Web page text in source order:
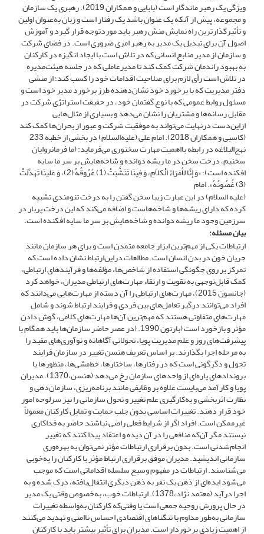
ویژگی یک رهبر ماندگار است (بابایی و همکاران 2019). رهبری یک سازمان
و مجموعه، پیش از آنکه یک عنوان باشد یک رفتار است و زبان به‌عنوان اولین
و تأثیرگذارترین راه نمایش منش رهبر باید موردتوجه قرار گیرد و آموزش
اصول آن برای تبدیل یک مدیر به رهبر امری ضروری است. در فضای شرکت
و سازمان از مدیر منابع انسانی که در تلاش است با ایجاد انگیزه در کارکنان
به بهبود راندمان شرکت کمک کند تا مدیرعاملی که در جلسه هیئت‌مدیره
در تلاش است رأی لازم برای صلاحیت اقدامات خود را کسب کند؛ از منشی
دفتر مدیریت که با برخورد خود نشان‌دهنده طرز برخورد مدیر خود است و
مسئول روابط عمومی که با نوع گفتمان خود، در حقیقت استراتژی شرکت در
مقابل رسانه‌ها و مشتریان را نشان می‌دهد و بسیاری از مثال‌هایی
ازاین‌دست درنهایت می‌تواند به موفقیت شرکت و عبور از بحران‌ها کمک کند
(کاسبی و همکاران 2018). امام علی (علیه‌السلام) در بخشی از خطبه 233
نهج‌البلاغه در رابطه بااهمیت مهارت سخنوری می‌فرماید: (ما فرمانروایان
سخنیم، درخت سخن در ما ریشه دوانده و شاخه‌هایش بر سر ما سایه
افکنده است)؛ «وَ إِنَّا لاَُمَرَاءُ الْکلاَمِ، وَ فِینَا تَنَشَّبَتْ (1) عُرُوقُهُ (2)، وَ عَلَینَا تَهَدَّلَتْ
(3) غُصُونُهُ». امام
(علیه السلام) در این عبارت زیبا سخن گفتن را به درخت تنومندی تشبیه
کرده که دارای ریشه‌ها و شاخه‌هاست و اضافه می‌کند که این درخت پربار در
سرزمین وجود ما ریشه دوانده و شاخه‌هایش بر سر ما سایه افکنده است.
بیان مسئله:
ارتباطات یکی از مهم‌ترین ابزار جامعه متمدن است و برای هر سازمان مانند
جریان خون در بدن انسان است. مطالعات دراین‌ارتباط نشان داده است که
تمرکز بر روی چگونگی استفاده از شاخص‌ها، مؤلفه‌ها و فرآیندهای ارتباطی،
کمک قابل‌توجهی به تقویت و ارتقاء مهارت‌های ارتباطی مدیران، خواهد کرد
(جانسون 2015)، مهارت‌های ارتباطی را آن دسته از مهارت‌هایی می‌دانند که
افراد می‌توانند درگیر تعامل‌های بین فردی و فرایند ارتباط شوند و شامل
مهارت‌های متفاوتی هستند که مهم‌ترین آن‌ها مهارت‌های کلامی، گوش دادن
مؤثر و بازخورد است (بارتون 1990. (در عصر حاضر سازمان‌ها باید همگام با
پیشرفت‌های روز و علم مدیریت پویا، تحولاتی آگاهانه و نوآوری‌های مفید را
به مرحله اجرا بگذارند. بر اساس تعریف هنسن تغییر در سازمان فرایند
تحول و دگرگونی است که در رفتارها، ساختارها، خط‌مشی‌ها، منظورها یا
بروندادهای پاره‌ای از واحدهای سازمان رخ می‌دهد (هنسن،1370). مدیران
پویا و کارآمد می‌بایست علاوه بر وظایفی مانند برنامه‌ریزی، سازمان‌دهی و
نظارت اثربخشی و به‌کارگیری علم تغییر و تحول سازمانی را نیز سرلوحه امور
خود قرار دهند. تغییرات اساسی بدون جلب حمایت و تمایل کارکنان معمولاً
غیرممکن است. افراد اگر از شرایط فعلی راضی نباشند حاضر به فداکاری
نیستند مگر آن‌که منافعی را در آن دیده و اعتقاد پیدا کنند که تغییر
انجام‌شدنی است. بدون برقراری ارتباطات مؤثر نمی‌توان به بهره‌وری
سازمانی اندیشید. مدیران موفق برقراری ارتباط مؤثر با کارکنان را به‌خوبی
می‌شناسند. ارتباطات در مفهوم وسیع سلسله اقداماتی است که موجب
می‌شود ایده‌ای از ذهن یک نفر به ذهن دیگری انتقال‌یافته، درک شده و به
اجرا درآید (معتمد نژاد،1378). ارتباطات خوب، به‌خصوص وقتی یک مدیر
در حال پرورش روحیه جمعی است یا وقتی‌که کارکنان به‌واسطه تغییرات
سازمانی به‌طور مداوم با تنگناهای اقتصادی احساس ناامنی و تهدید می‌کنند
از اهمیت زیادی برخوردار است. مدیران برای تأثیر بیشتر باید با کارکنان